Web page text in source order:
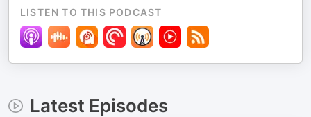
LISTEN TO THIS PODCAST
Latest Episodes